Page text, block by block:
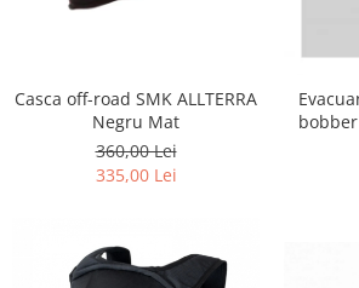
Casca off-road SMK ALLTERRA
Negru Mat
360,00 Lei
335,00 Lei